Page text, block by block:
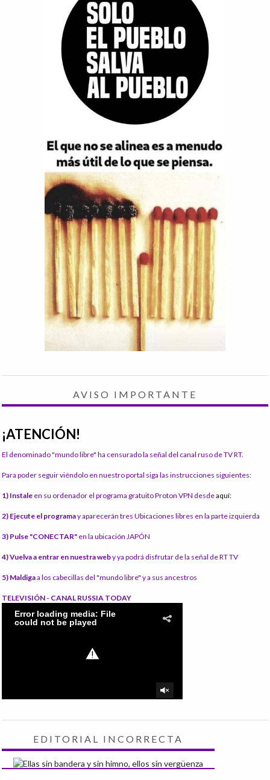
AVISO IMPORTANTE
¡ATENCIÓN!
El denominado "mundo libre" ha censurado la señal del canal ruso de TV RT.
Para poder seguir viéndolo en nuestro portal siga las instrucciones siguientes:
1) Instale en su ordenador el programa gratuito Proton VPN desdeaquí:
2) Ejecute el programay aparecerán tres Ubicaciones libres en la parte izquierda
3) Pulse "CONECTAR" en la ubicación JAPÓN
4) Vuelva a entrar en nuestra weby ya podrá disfrutar de la señal de RT TV
5) Maldigaa los cabecillas del "mundo libre" y a sus ancestros
TELEVISIÓN - CANAL RUSSIA TODAY
EDITORIAL INCORRECTA